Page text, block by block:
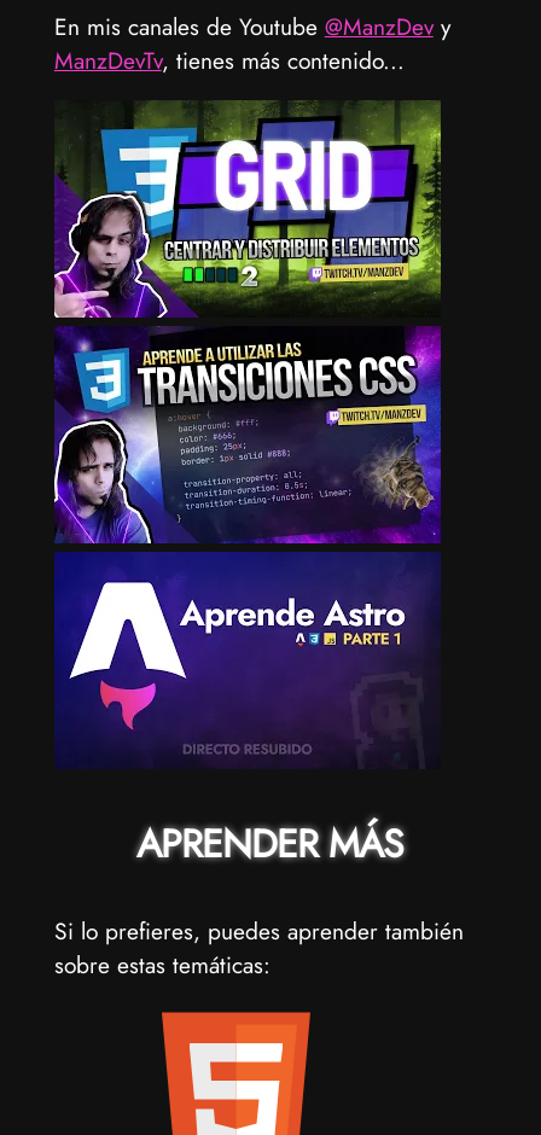
En mis canales de Youtube @ManzDevy
ManzDevTv, tienes más contenido...
APRENDER MÁS
Si lo prefieres, puedes aprender también
sobre estas temáticas: